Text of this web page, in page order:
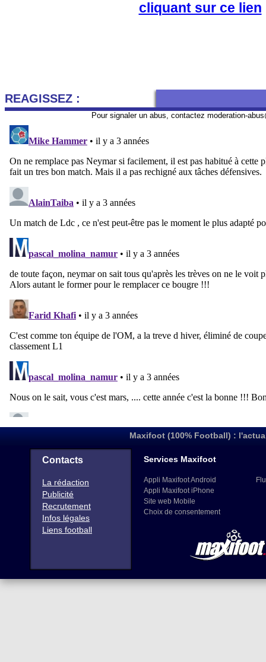
cliquant sur ce lien
REAGISSEZ :
Pour signaler un abus, contactez moderation-
Maxifoot (100% Football) :
Contacts
La rédaction
Publicité
Recrutement
Infos légales
Liens football
Services Maxifoot
Appli Maxifoot Android
Appli Maxifoot iPhone
Site web Mobile
Choix de consentement